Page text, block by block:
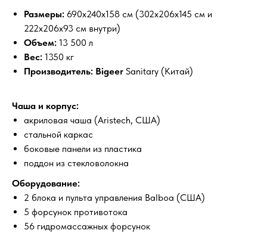
Размеры: 690x240x158 см (302x206x145 см и
222х206х93 см внутри)
Объем: 13 500 л
Вес: 1350 кг
Производитель: Bigeer Sanitary (Китай)
Чаша и корпус:
акриловая чаша (Aristech, США)
стальной каркас
боковые панели из пластика
поддон из стекловолокна
Оборудование:
2 блока и пульта управления Balboa (США)
5 форсунок противотока
56 гидромассажных форсунок